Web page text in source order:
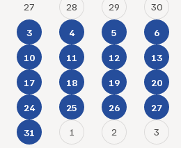
27 28 29 30
3 4 5 6
10 11 12 13
17 18 19 20
24 25 26 27
31 1 2 3